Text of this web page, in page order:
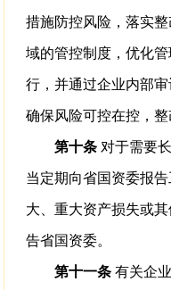
措施防控风险，落实
域的管控制度，优化
行，并通过企业内部
确保风险可控在控，整
第十条 对于需要
当定期向省国资委报
大、重大资产损失或
告省国资委。
第十一条 有关企